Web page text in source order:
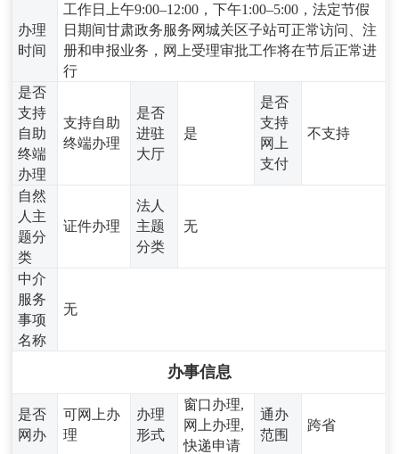
办理
时间
工作日上午9:00–12:00，下午1:00–5:00，法定节假
日期间甘肃政务服务网城关区子站可正常访问、注
册和申报业务，网上受理审批工作将在节后正常进
行
是否
支持
自助
终端
办理
支持自助
终端办理
是否
进驻
大厅
是
是否
支持
网上
支付
不支持
自然
人主
题分
类
证件办理
法人
主题
分类
无
中介
服务
事项
名称
无
办事信息
是否
网办
可网上办
理
办理
形式
窗口办理,
网上办理,
快递申请
通办
范围
跨省